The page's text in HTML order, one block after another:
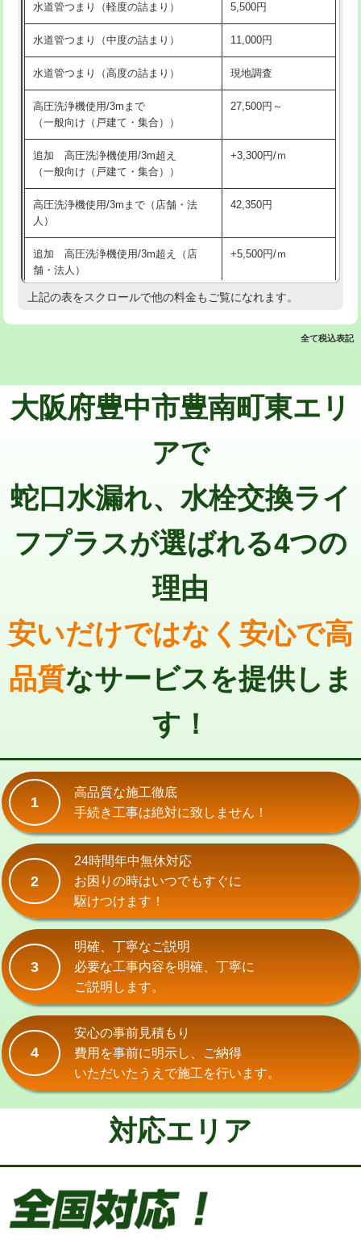
洗面台設置 38,500円
化粧台設置 22,000円
追加人工 16,500円
廃棄・処分 現場見積
※給水管工事は20mmまでの価格です。
交換・取付(排水栓・排水トラップ
22,000円+材料費
持込商品取付（混合水栓）
持込商品取付（浄水器・分岐水栓） 16,500円
業）
排水管工事（追加 排水管工事/3ｍ超
え）
マス交換（土の掘削・埋め戻し作業） 11,000円~
マス交換（深さ50㎝以上） 66,000円
コンクリート斫り（厚さ10㎝超え）
モルタル補修（厚さ10㎝まで） 27,500円
モルタル補修（厚さ10㎝超え）
追加人工 16,500円
水道管つまり（軽度の詰まり） 5,500円
水道管つまり（中度の詰まり） 11,000円
水道管つまり（高度の詰まり） 現地調査
高圧洗浄機使用/3mまで
（一般向け（戸建て・集合））
27,500円～
追加 高圧洗浄機使用/3m超え
（一般向け（戸建て・集合））
+3,300円/ｍ
高圧洗浄機使用/3mまで（店舗・法
人）
42,350円
追加 高圧洗浄機使用/3m超え（店
舗・法人）
+5,500円/ｍ
高度高圧洗浄換 現地調査
追加トーラー機使用/3m超え +3,300円
止水・漏水調査・防水処理・清掃・修
11,000円
止水・漏水調査・防水処理・清掃・修
22,000円
止水・漏水調査・防水処理・清掃・修
その他部品の脱着 8,800円～
交換・取付（タンク） 22,000円+材料費
交換・取付(単水栓（壁付・デッキ
式・ワンホール）)
交換・取付(排水栓・排水トラップ
（P/S/ポップアップ））
22,000円+材料費
交換・取付（その他部品）
持込商品取付（単水栓）
持込商品取付（混合水栓） 16,500円
持込商品取付（浄水器・分岐水栓） 16,500円
給水管工事※（ホール加工)
給水管工事※（バンド止め)
給水管工事※（支持金具設置) 5,500円
給水管工事※（保温材使用（バンド止
め込み）)
5,500円
給水管工事※（土の掘削・埋め戻し作
11,000円
給水管工事※（塩ビ管（VP・HI）使
用/3ｍまで)
上記の表をスクロールで他の料金もご覧になれます。
全て税込表記
大阪府豊中市豊南町東エリ
アで
蛇口水漏れ、水栓交換ライ
フプラスが選ばれる4つの
理由
安いだけではなく安心で高
品質なサービスを提供しま
す！
1
高品質な施工徹底
手続き工事は絶対に致しません！
2
24時間年中無休対応
お困りの時はいつでもすぐに
駆けつけます！
3
明確、丁寧なご説明
必要な工事内容を明確、丁寧に
ご説明します。
4
安心の事前見積もり
費用を事前に明示し、ご納得
いただいたうえで施工を行います。
対応エリア